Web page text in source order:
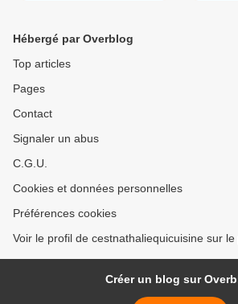
Hébergé par Overblog
Top articles
Pages
Contact
Signaler un abus
C.G.U.
Cookies et données personnelles
Préférences cookies
Voir le profil de cestnathaliequicuisine sur
Créer un blog sur